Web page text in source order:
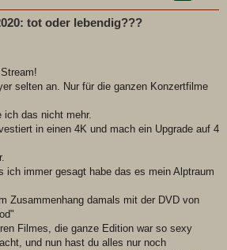
tot oder lebendig???
selten an. Nur für die ganzen Konzertfilme
ich das nicht mehr.
in einen 4K und mach ein Upgrade auf 4
ich immer gesagt habe das es mein Alptraum
Zusammenhang damals mit der DVD von
Filmes, die ganze Edition war so sexy
und nun hast du alles nur noch